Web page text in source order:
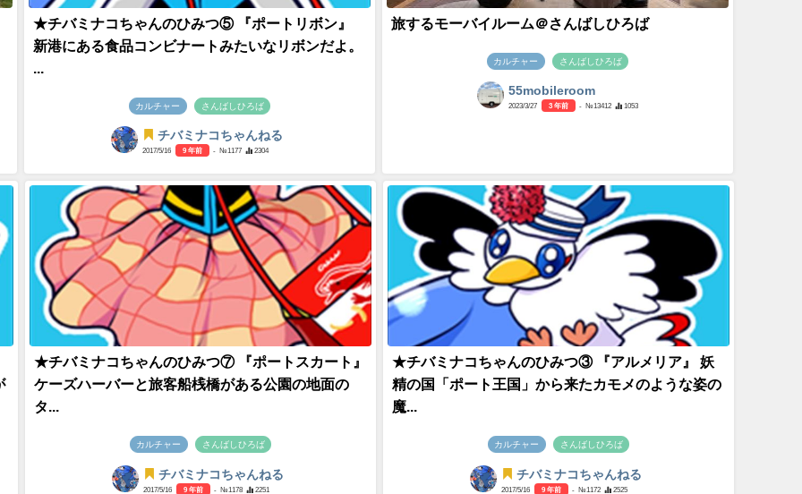
★チバミナコちゃんのひみつ⑤ 『ポートリボン』
新港にある食品コンビナートみたいなリボンだよ。
...
カルチャー さんばしひろば
チバミナコちゃんねる
2017/5/16 9 年前 - №1177 2304
旅するモーバイルーム＠さんばしひろば
カルチャー さんばしひろば
55mobileroom
2023/3/27 3 年前 - №13412 1053
★チバミナコちゃんのひみつ⑦ 『ポートスカート』
ケーズハーバーと旅客船桟橋がある公園の地面の
タ...
カルチャー さんばしひろば
チバミナコちゃんねる
2017/5/16 9 年前 - №1178 2251
★チバミナコちゃんのひみつ③ 『アルメリア』 妖
精の国「ポート王国」から来たカモメのような姿の
魔...
カルチャー さんばしひろば
チバミナコちゃんねる
2017/5/16 9 年前 - №1172 2525